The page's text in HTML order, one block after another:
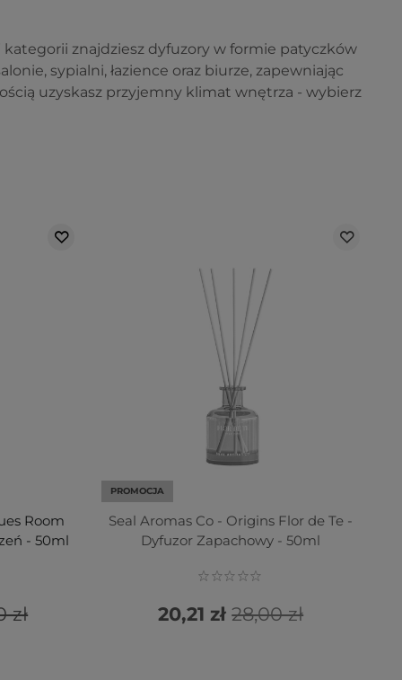
znajdziesz dyfuzory w formie patyczków
sypialni, łazience oraz biurze, zapewniając
uzyskasz przyjemny klimat wnętrza - wybierz
Room
- 50ml
zł
PROMOCJA
Seal Aromas Co - Origins Flor de Te -
Dyfuzor Zapachowy - 50ml
28,00 zł
20,21 zł